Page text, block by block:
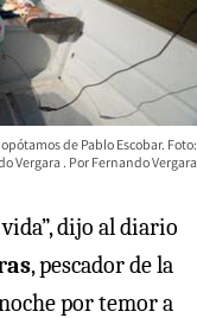
de Pablo Escobar. Foto:
Vergara
Fernando Vergara
dijo al diario
, pescador de la
por temor a